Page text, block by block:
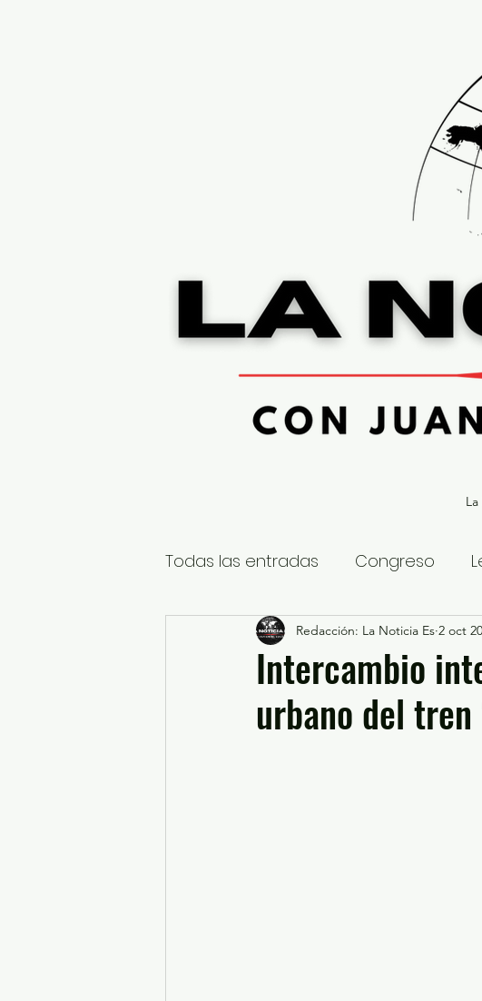
Todas las entradas Congreso
Nacional Estatal
Educación y Cultura Seguridad
Intercambio
urbano del tren
Redacción: La Noticia Es 2 oct